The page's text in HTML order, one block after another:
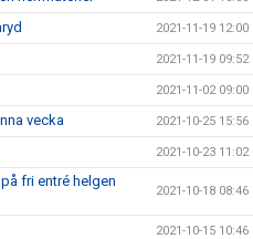
2021-11-19 12:00
2021-11-19 09:52
2021-11-02 09:00
vecka 2021-10-25 15:56
2021-10-23 11:02
fri entré helgen
2021-10-18 08:46
2021-10-15 10:46